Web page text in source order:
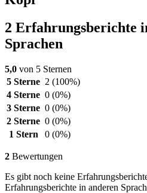
2 Erfahrungsberichte
Sprachen
5,0 von 5 Sternen
5 Sterne 2 (100%)
4 Sterne 0 (0%)
3 Sterne 0 (0%)
2 Sterne 0 (0%)
1 Stern
0 (0%)
2 Bewertungen
Es gibt noch keine
Erfahrungsberichte in anderen